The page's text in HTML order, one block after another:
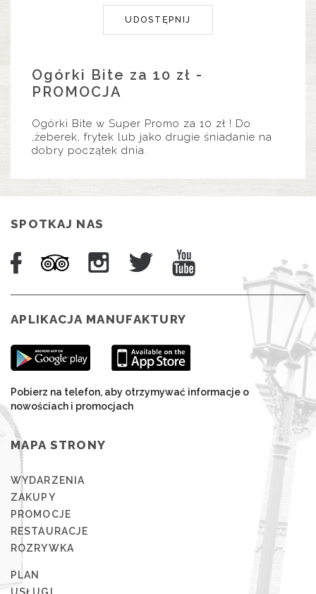
UDOSTĘPNIJ
Ogórki Bite za 10 zł -
PROMOCJA
Ogórki Bite w Super Promo za 10 zł ! Do
,żeberek, frytek lub jako drugie śniadanie na
dobry początek dnia.
SPOTKAJ NAS
APLIKACJA MANUFAKTURY
Pobierz na telefon, aby otrzymywać informacje o
nowościach i promocjach
MAPA STRONY
WYDARZENIA
ZAKUPY
PROMOCJE
RESTAURACJE
ROZRYWKA
PLAN